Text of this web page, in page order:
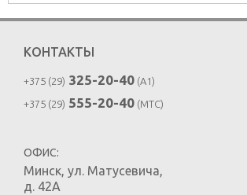
КОНТАКТЫ
+375 (29) 325-20-40 (A1)
+375 (29) 555-20-40 (MTC)
ОФИС:
Минск, ул. Матусевича,
д. 42А